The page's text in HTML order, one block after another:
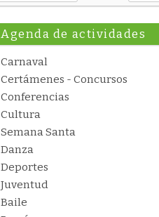
Agenda de actividades
Carnaval
Certámenes - Concursos
Conferencias
Cultura
Semana Santa
Danza
Deportes
Juventud
Baile